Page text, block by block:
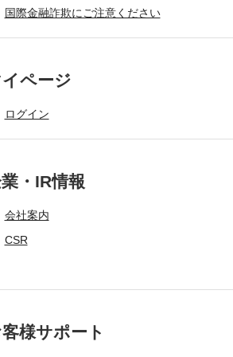
国際金融詐欺にご注意ください
ページ
ログイン
・IR情報
会社案内
CSR
様サポート